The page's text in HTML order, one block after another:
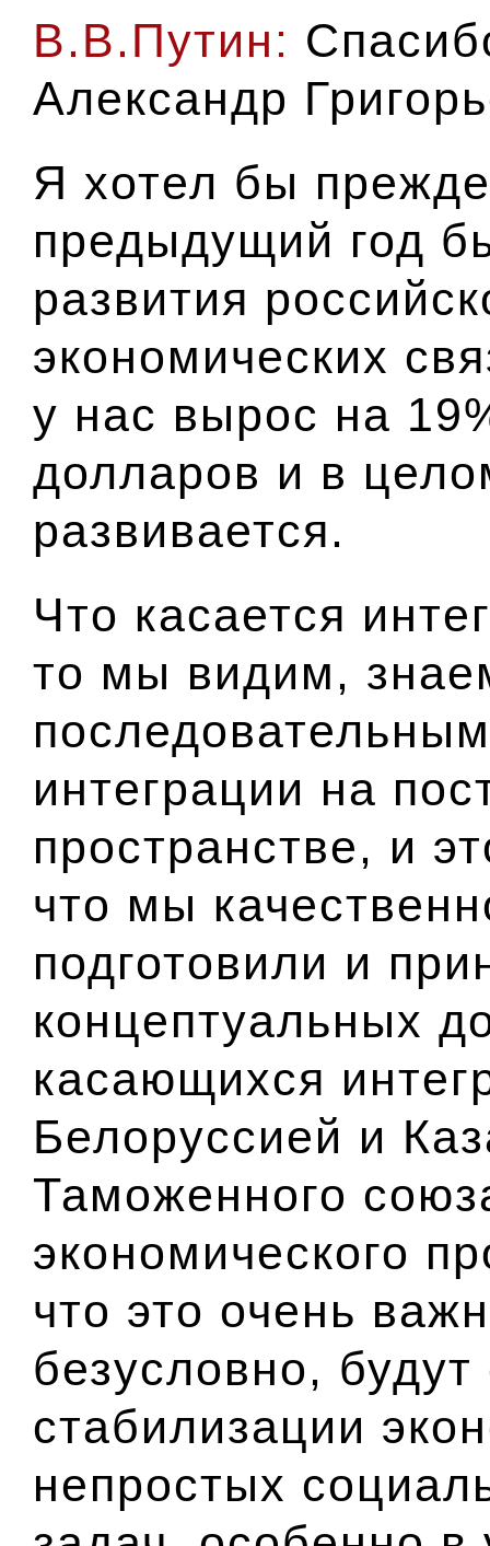
В.В.Путин:
Александр
Я хотел бы
предыдущий год
развития
экономических
у нас вырос на
долларов и в
развивается.
Что касается
то мы видим,
интеграции на
пространстве, и
что мы
подготовили и
концептуальных
касающихся
Белоруссией и
Таможенного
экономического
что это очень
безусловно, будут
стабилизации
непростых